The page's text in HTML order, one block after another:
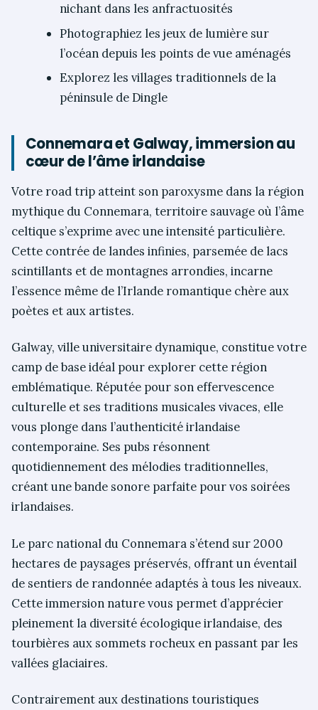
nichant dans les anfractuosités
Photographiez les jeux de lumière sur
l’océan depuis les points de vue aménagés
Explorez les villages traditionnels de la
péninsule de Dingle
Connemara et Galway, immersion au
cœur de l’âme irlandaise
Votre road trip atteint son paroxysme dans la région
mythique du Connemara, territoire sauvage où l’âme
celtique s’exprime avec une intensité particulière.
Cette contrée de landes infinies, parsemée de lacs
scintillants et de montagnes arrondies, incarne
l’essence même de l’Irlande romantique chère aux
poètes et aux artistes.
Galway, ville universitaire dynamique, constitue votre
camp de base idéal pour explorer cette région
emblématique. Réputée pour son effervescence
culturelle et ses traditions musicales vivaces, elle
vous plonge dans l’authenticité irlandaise
contemporaine. Ses pubs résonnent
quotidiennement des mélodies traditionnelles,
créant une bande sonore parfaite pour vos soirées
irlandaises.
Le parc national du Connemara s’étend sur 2000
hectares de paysages préservés, offrant un éventail
de sentiers de randonnée adaptés à tous les niveaux.
Cette immersion nature vous permet d’apprécier
pleinement la diversité écologique irlandaise, des
tourbières aux sommets rocheux en passant par les
vallées glaciaires.
Contrairement aux destinations touristiques